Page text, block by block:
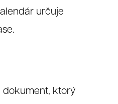
určuje
dokument, ktorý